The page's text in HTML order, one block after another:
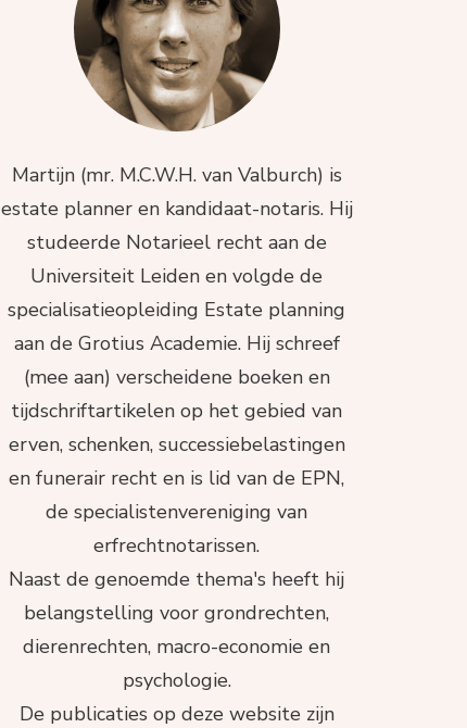
Martijn (mr. M.C.W.H. van Valburch) is
estate planner en kandidaat-notaris. Hij
studeerde Notarieel recht aan de
Universiteit Leiden en volgde de
specialisatieopleiding Estate planning
aan de Grotius Academie. Hij schreef
(mee aan) verscheidene boeken en
tijdschriftartikelen op het gebied van
erven, schenken, successiebelastingen
en funerair recht en is lid van de EPN,
de specialistenvereniging van
erfrechtnotarissen.
Naast de genoemde thema's heeft hij
belangstelling voor grondrechten,
dierenrechten, macro-economie en
psychologie.
De publicaties op deze website zijn